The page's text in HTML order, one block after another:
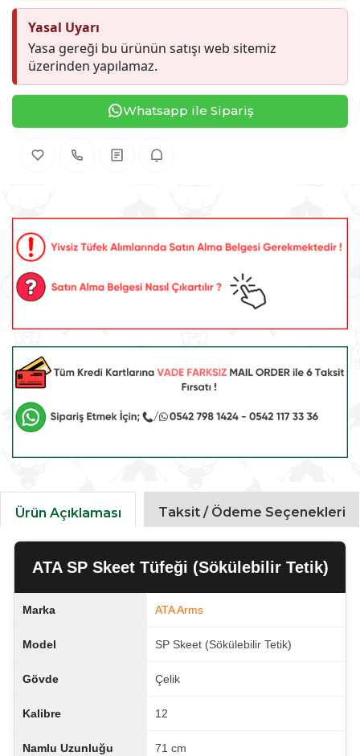
Yasal Uyarı
Yasa gereği bu ürünün satışı web sitemiz
üzerinden yapılamaz.
Whatsapp ile Sipariş
Ürün Açıklaması Taksit / Ödeme Seçenekleri
ATA SP Skeet Tüfeği (Sökülebilir Tetik)
Marka ATA Arms
Model SP Skeet (Sökülebilir Tetik)
Gövde Çelik
Kalibre 12
Namlu Uzunluğu 71 cm